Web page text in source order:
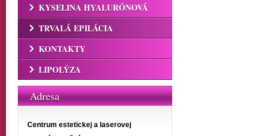
KYSELINA HYALURÓNOVÁ
TRVALÁ EPILÁCIA
KONTAKTY
LIPOLÝZA
Adresa
Centrum estetickej a laserovej